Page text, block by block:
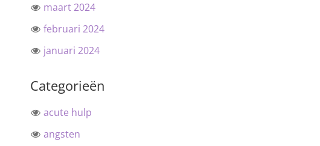
maart 2024
februari 2024
januari 2024
Categorieën
acute hulp
angsten